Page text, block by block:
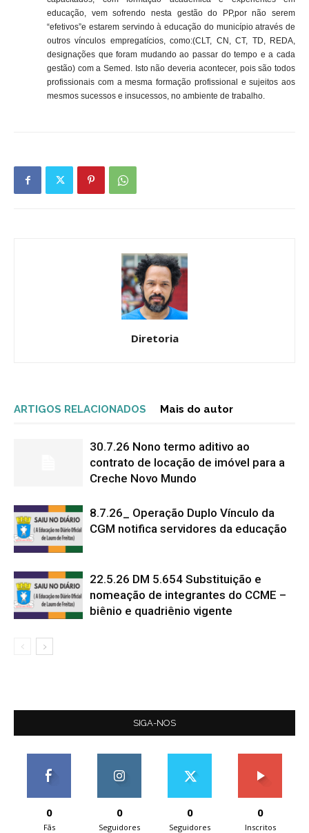
educação, vem sofrendo nesta gestão do PP,por não serem
“efetivos”e estarem servindo à educação do município através de
outros vínculos empregatícios, como:(CLT, CN, CT, TD, REDA,
designações que foram mudando ao passar do tempo e a cada
gestão) com a Semed. Isto não deveria acontecer, pois são todos
profissionais com a mesma formação profissional e sujeitos aos
mesmos sucessos e insucessos, no ambiente de trabalho.
Diretoria
ARTIGOS RELACIONADOS Mais do autor
30.7.26 Nono termo aditivo ao
contrato de locação de imóvel para a
Creche Novo Mundo
8.7.26_ Operação Duplo Vínculo da
CGM notifica servidores da educação
22.5.26 DM 5.654 Substituição e
nomeação de integrantes do CCME –
biênio e quadriênio vigente
SIGA-NOS
0
Fãs
0
Seguidores
0
Seguidores
0
Inscritos